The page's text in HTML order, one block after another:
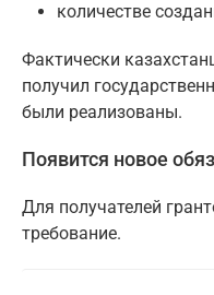
количестве
Фактически
получил
были реализованы.
Появится новое
Для получателей
требование.